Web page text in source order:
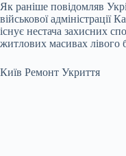
Як раніше повідомляв
військової
існує нестача захисних
житлових масивах лівого
Київ Ремонт Укриття